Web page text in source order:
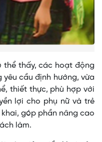
thể thấy, các hoạt động
cầu định hướng, vừa
thiết thực, phù hợp với
lợi cho phụ nữ và trẻ
góp phần nâng cao
làm.